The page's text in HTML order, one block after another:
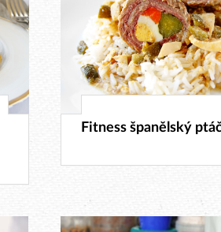
12. 1. 2018
Fitness španělský